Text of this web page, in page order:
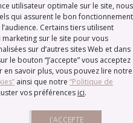
utilisateur optimale sur le site, nous
qui assurent le bon fonctionnement
Certains tiers utilisent
sur le site pour vous
sur d’autres sites Web et dans
le bouton “J’accepte” vous acceptez
en savoir plus, vous pouvez lire notre
ainsi que notre “Politique de
vos préférences ici.
J'ACCEPTE